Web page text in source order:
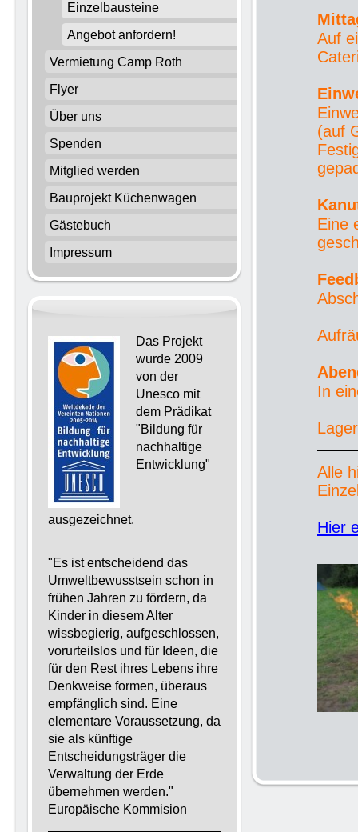
Auf
(auf
Eine
In
Alle
Hier
Einzelbausteine
Angebot anfordern!
Vermietung Camp Roth
Flyer
Über uns
Spenden
Mitglied werden
Bauprojekt Küchenwagen
Gästebuch
Impressum
Das Projekt
wurde 2009
von der
Unesco mit
dem Prädikat
"Bildung für
nachhaltige
Entwicklung"
ausgezeichnet.
"Es ist entscheidend das
Umweltbewusstsein schon in
frühen Jahren zu fördern, da
Kinder in diesem Alter
wissbegierig, aufgeschlossen,
vorurteilslos und für Ideen, die
für den Rest ihres Lebens ihre
Denkweise formen, überaus
empfänglich sind. Eine
elementare Voraussetzung, da
sie als künftige
Entscheidungsträger die
Verwaltung der Erde
übernehmen werden."
Europäische Kommision